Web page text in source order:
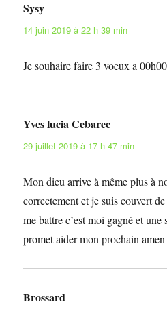
Sysy
14 juin 2019 à 22 h 39 min
Je souhaire faire 3 voeux a
Yves lucia Cebarec
29 juillet 2019 à 17 h 47 min
Mon dieu arrive à même plus à
correctement et je suis couvert
me battre c’est moi gagné et une
promet aider mon prochain amen
Brossard